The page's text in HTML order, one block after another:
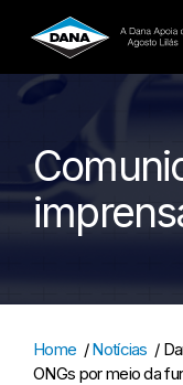
Home /Notícias /
ONGs por meio da